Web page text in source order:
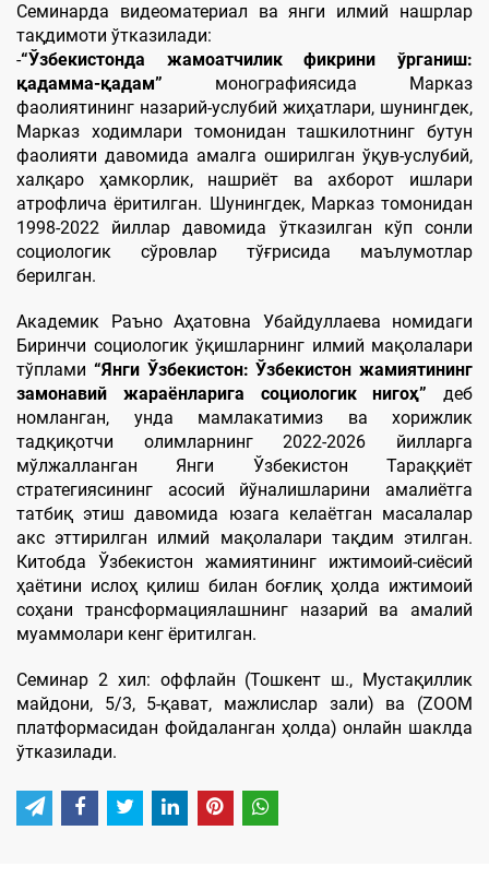
Семинарда видеоматериал ва янги илмий нашрлар
тақдимоти ўтказилади:
-“Ўзбекистонда жамоатчилик фикрини ўрганиш:
қадамма-қадам” монографиясида Марказ
фаолиятининг назарий-услубий жиҳатлари, шунингдек,
Марказ ходимлари томонидан ташкилотнинг бутун
фаолияти давомида амалга оширилган ўқув-услубий,
халқаро ҳамкорлик, нашриёт ва ахборот ишлари
атрофлича ёритилган. Шунингдек, Марказ томонидан
1998-2022 йиллар давомида ўтказилган кўп сонли
социологик сўровлар тўғрисида маълумотлар
берилган.
Академик Раъно Аҳатовна Убайдуллаева номидаги
Биринчи социологик ўқишларнинг илмий мақолалари
тўплами “Янги Ўзбекистон: Ўзбекистон жамиятининг
замонавий жараёнларига социологик нигоҳ” деб
номланган, унда мамлакатимиз ва хорижлик
тадқиқотчи олимларнинг 2022-2026 йилларга
мўлжалланган Янги Ўзбекистон Тараққиёт
стратегиясининг асосий йўналишларини амалиётга
татбиқ этиш давомида юзага келаётган масалалар
акс эттирилган илмий мақолалари тақдим этилган.
Китобда Ўзбекистон жамиятининг ижтимоий-сиёсий
ҳаётини ислоҳ қилиш билан боғлиқ ҳолда ижтимоий
соҳани трансформациялашнинг назарий ва амалий
муаммолари кенг ёритилган.
Семинар 2 хил: оффлайн (Тошкент ш., Мустақиллик
майдони, 5/3, 5-қават, мажлислар зали) ва (ZOOM
платформасидан фойдаланган ҳолда) онлайн шаклда
ўтказилади.